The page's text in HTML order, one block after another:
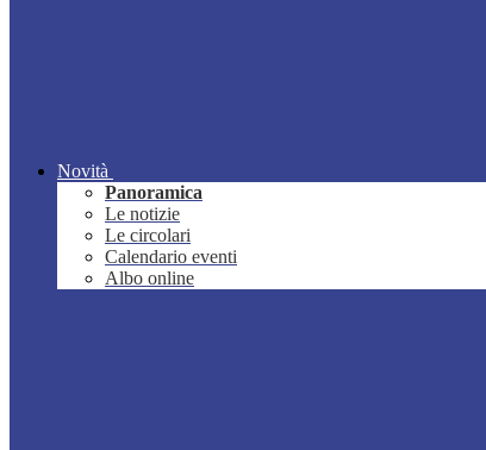
Novità
Panoramica
Le notizie
Le circolari
Calendario eventi
Albo online